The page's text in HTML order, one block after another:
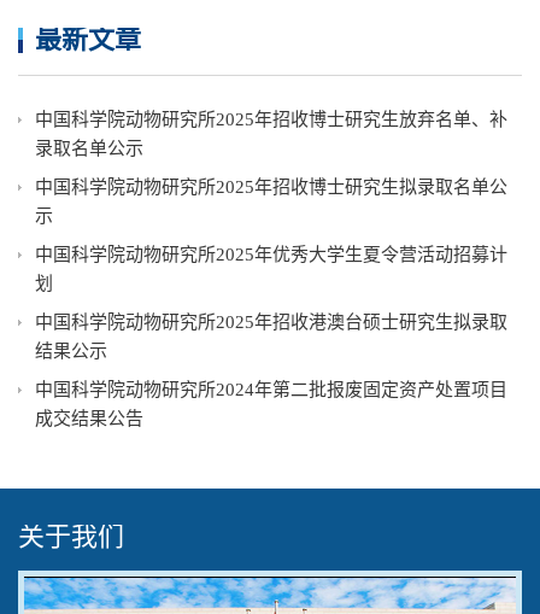
最新文章
中国科学院动物研究所2025年招收博士研究生放弃名单、补
录取名单公示
中国科学院动物研究所2025年招收博士研究生拟录取名单公
示
中国科学院动物研究所2025年优秀大学生夏令营活动招募计
划
中国科学院动物研究所2025年招收港澳台硕士研究生拟录取
结果公示
中国科学院动物研究所2024年第二批报废固定资产处置项目
成交结果公告
关于我们